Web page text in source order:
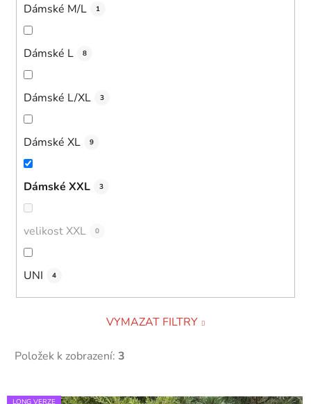
Dámské M/L 1
Dámské L 8
Dámské L/XL 3
Dámské XL 9
Dámské XXL 3
velikost XXL 0
UNI 4
VYMAZAT FILTRY
Položek k zobrazení: 3
VLONG VERZE